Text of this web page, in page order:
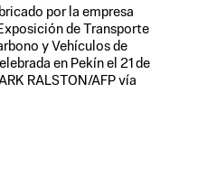
por la empresa
de Transporte
y Vehículos de
en Pekín el 21 de
RALSTON/AFP vía